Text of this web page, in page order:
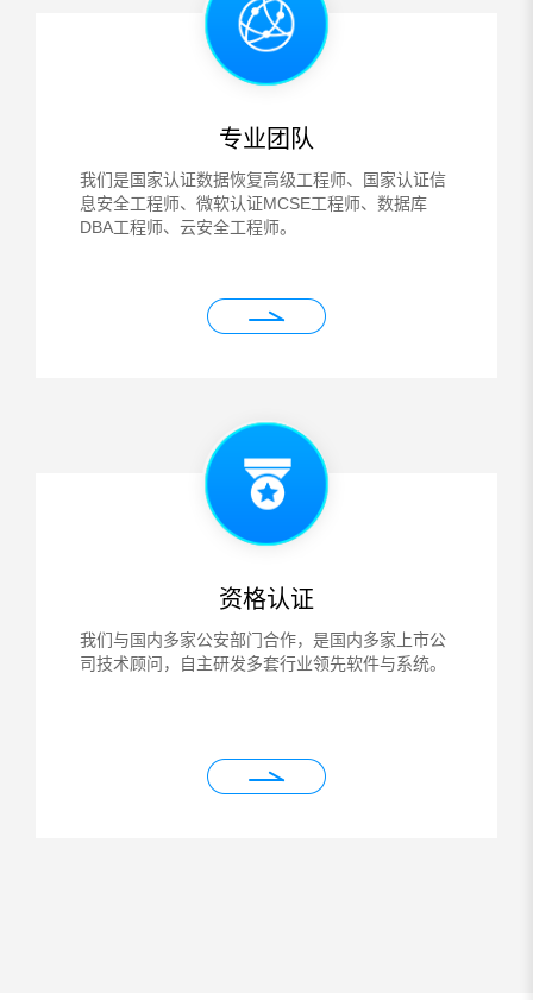
专业团队
我们是国家认证数据恢复高级工程师、国家认证信
息安全工程师、微软认证MCSE工程师、数据库
DBA工程师、云安全工程师。
资格认证
我们与国内多家公安部门合作，是国内多家上市公
司技术顾问，自主研发多套行业领先软件与系统。